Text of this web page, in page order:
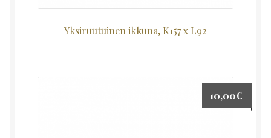
Yksiruutuinen ikkuna, K157 x L92
10,00€